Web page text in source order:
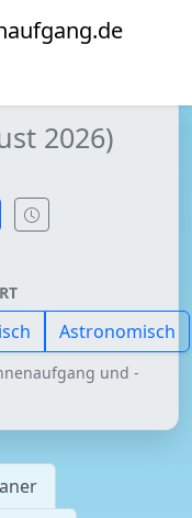
2026)
Astronomisch
und -